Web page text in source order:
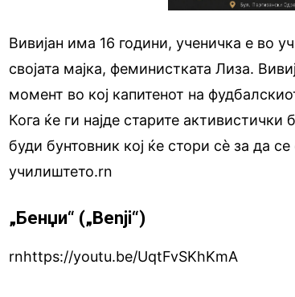
Вивијан има 16 години, ученичка е во
својата мајка, феминистката Лиза.
момент во кој капитенот на
Кога ќе ги најде старите активистички
буди бунтовник кој ќе стори сè за да
училиштето.rn
„Бенџи“ („Benji“)
rnhttps://youtu.be/UqtFvSKhKmA